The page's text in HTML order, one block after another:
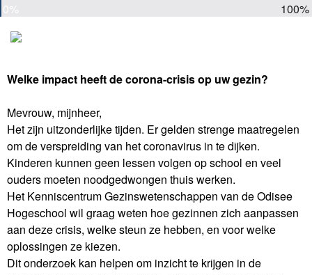
100%
Welke impact heeft de corona-crisis op uw gezin?
Mevrouw, mijnheer,
Het zijn uitzonderlijke tijden. Er gelden strenge maatregelen
om de verspreiding van het coronavirus in te dijken.
Kinderen kunnen geen lessen volgen op school en veel
ouders moeten noodgedwongen thuis werken.
Het Kenniscentrum Gezinswetenschappen van de Odisee
Hogeschool wil graag weten hoe gezinnen zich aanpassen
aan deze crisis, welke steun ze hebben, en voor welke
oplossingen ze kiezen.
Dit onderzoek kan helpen om inzicht te krijgen in de